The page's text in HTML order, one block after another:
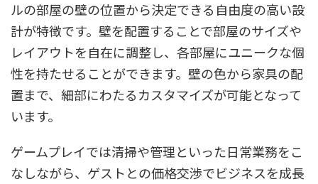
ルの部屋の壁の位置から決定できる自由度の高い設
計が特徴です。壁を配置することで部屋のサイズや
レイアウトを自在に調整し、各部屋にユニークな個
性を持たせることができます。壁の色から家具の配
置まで、細部にわたるカスタマイズが可能となって
います。
ゲームプレイでは清掃や管理といった日常業務をこ
なしながら、ゲストとの価格交渉でビジネスを成長